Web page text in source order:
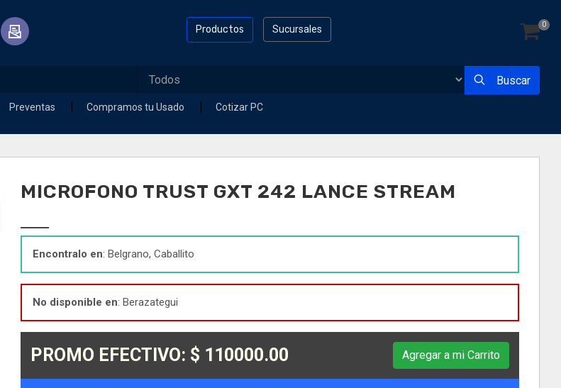
Sucursales
Productos 0
Buscar
Preventas Compramos tu Usado Cotizar PC
MICROFONO TRUST GXT 242 LANCE STREAM
Encontralo en: Belgrano, Caballito
No disponible en: Berazategui
PROMO EFECTIVO: $ 110000.00 Agregar a mi Carrito